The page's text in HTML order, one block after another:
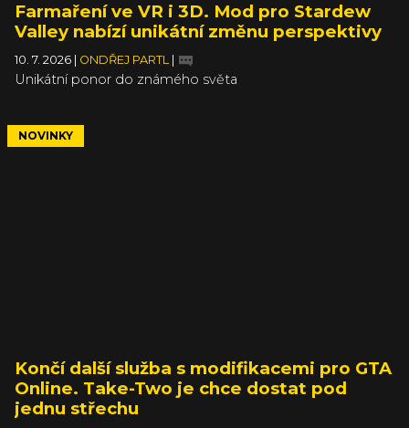
Farmaření ve VR i 3D. Mod pro Stardew
Valley nabízí unikátní změnu perspektivy
10. 7. 2026 ONDŘEJ PARTL
Unikátní ponor do známého světa
NOVINKY
Končí další služba s modifikacemi pro GTA
Online. Take-Two je chce dostat pod
jednu střechu